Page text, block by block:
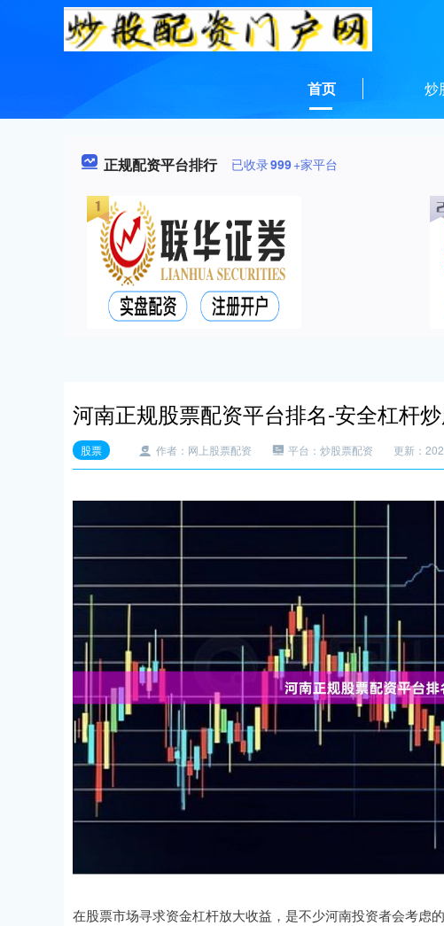
首页 炒
正规配资平台排行 已收录999+家平台
河南正规股票配资平台排名-安全杠杆
股票 作者：网上股票配资 平台：炒股票配资 更新：
在股票市场寻求资金杠杆放大收益，是不少河南投资者会考虑